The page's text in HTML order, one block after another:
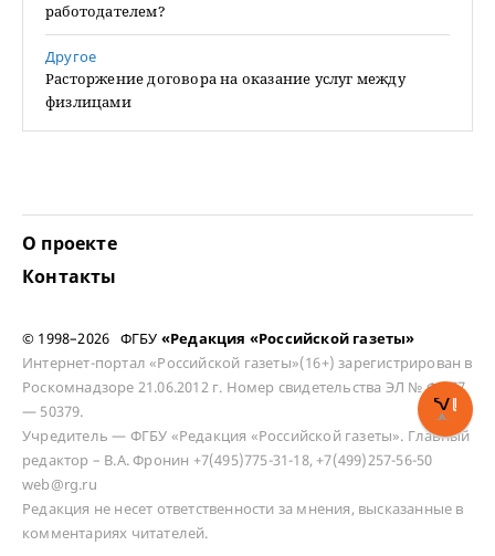
работодателем?
Другое
Расторжение договора на оказание услуг между
физлицами
О проекте
Контакты
© 1998–2026 ФГБУ «Редакция «Российской газеты»
Интернет-портал «Российской газеты»(16+) зарегистрирован в
Роскомнадзоре 21.06.2012 г. Номер свидетельства ЭЛ № ФС 77
— 50379.
Учредитель — ФГБУ «Редакция «Российской газеты». Главный
редактор – В.А. Фронин +7(495)775-31-18, +7(499)257-56-50
web@rg.ru
Редакция не несет ответственности за мнения, высказанные в
комментариях читателей.